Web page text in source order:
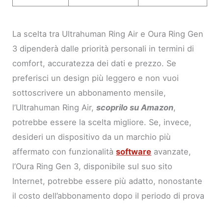
La scelta tra Ultrahuman Ring Air e Oura Ring Gen
3 dipenderà dalle priorità personali in termini di
comfort, accuratezza dei dati e prezzo. Se
preferisci un design più leggero e non vuoi
sottoscrivere un abbonamento mensile,
l’Ultrahuman Ring Air,scoprilo su Amazon,
potrebbe essere la scelta migliore. Se, invece,
desideri un dispositivo da un marchio più
affermato con funzionalitàsoftware avanzate,
l’Oura Ring Gen 3, disponibile sul suo sito
Internet, potrebbe essere più adatto, nonostante
il costo dell’abbonamento dopo il periodo di prova